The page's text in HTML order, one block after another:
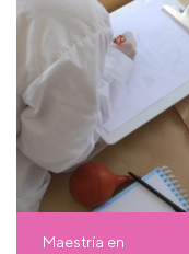
Maestría en